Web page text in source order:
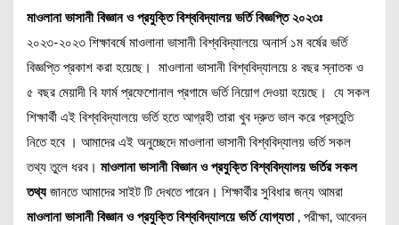
মাওলানা ভাসানী বিজ্ঞান ও প্রযুক্তি বিশ্ববিদ্যালয় ভর্তি বিজ্ঞপ্তি ২০২৩ঃ
২০২৩-২০২৩ শিক্ষাবর্ষে মাওলানা ভাসানী বিশ্ববিদ্যালয়ে অনার্স ১ম বর্ষের ভর্তি
বিজ্ঞপ্তি প্রকাশ করা হয়েছে। মাওলানা ভাসানী বিশ্ববিদ্যালয়ে ৪ বছর স্নাতক ও
৫ বছর মেয়াদী বি ফার্ম প্রফেশোনাল প্রগামে ভর্তি নিয়োগ দেওয়া হয়েছে। যে সকল
শিক্ষার্থী এই বিশ্ববিদ্যালয়ে ভর্তি হতে আগ্রহী তারা খুব দ্রুত ভাল করে প্রস্তুতি
নিতে হবে । আমাদের এই অনুচ্ছেদে মাওলানা ভাসানী বিশ্ববিদ্যালয় ভর্তি সকল
তথ্য তুলে ধরব। মাওলানা ভাসানী বিজ্ঞান ও প্রযুক্তি বিশ্ববিদ্যালয় ভর্তির সকল
তথ্য জানতে আমাদের সাইট টি দেখতে পারেন। শিক্ষার্থীর সুবিধার জন্য আমরা
মাওলানা ভাসানী বিজ্ঞান ও প্রযুক্তি বিশ্ববিদ্যালয়ে ভর্তি যোগ্যতা, পরীক্ষা, আবেদন